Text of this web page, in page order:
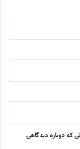
که دوباره دیدگاهی